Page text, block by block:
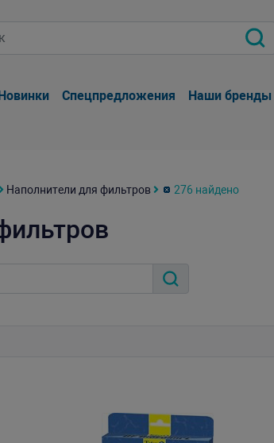
Спецпредложения Наши бренды
Наполнители для фильтров 276 найдено